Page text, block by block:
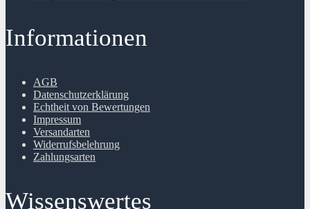
Informationen
AGB
Datenschutzerklärung
Echtheit von Bewertungen
Impressum
Versandarten
Widerrufsbelehrung
Zahlungsarten
Wissenswertes